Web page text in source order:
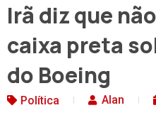
Irã diz que
caixa preta
do Boeing
Política Alan